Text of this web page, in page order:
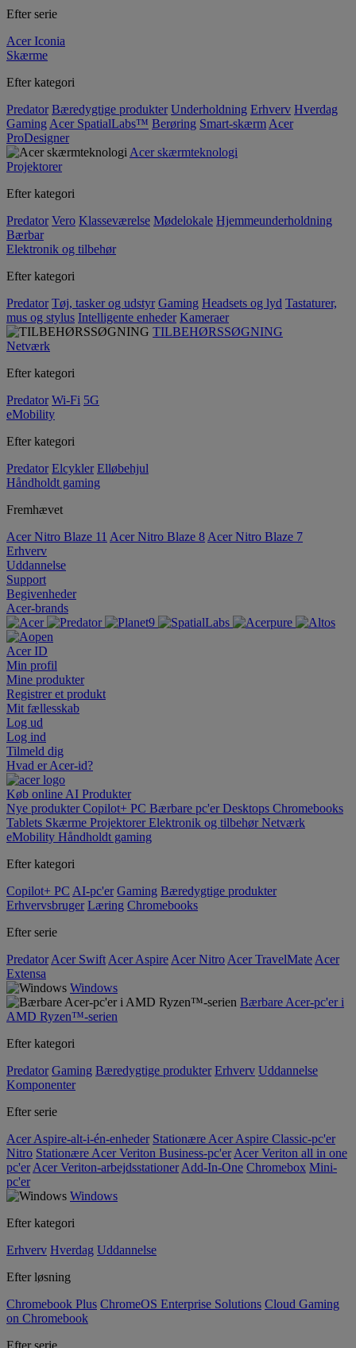
Efter serie
Acer Iconia
Skærme
Efter kategori
Predator Bæredygtige produkter Underholdning Erhverv Hverdag
Gaming Acer SpatialLabs™ Berøring Smart-skærm Acer
ProDesigner
Acer skærmteknologi
Projektorer
Efter kategori
Predator Vero Klasseværelse Mødelokale Hjemmeunderholdning
Bærbar
Elektronik og tilbehør
Efter kategori
Predator Tøj, tasker og udstyr Gaming Headsets og lyd Tastaturer,
mus og stylus Intelligente enheder Kameraer
TILBEHØRSSØGNING
Netværk
Efter kategori
Predator Wi-Fi 5G
eMobility
Efter kategori
Predator Elcykler Elløbehjul
Håndholdt gaming
Fremhævet
Acer Nitro Blaze 11 Acer Nitro Blaze 8 Acer Nitro Blaze 7
Erhverv
Uddannelse
Support
Begivenheder
Acer-brands
Acer ID
Min profil
Mine produkter
Registrer et produkt
Mit fællesskab
Log ud
Log ind
Tilmeld dig
Hvad er Acer-id?
Køb online AI Produkter
Nye produkterCopilot+ PC Bærbare pc'erDesktops Chromebooks
Tablets Skærme ProjektorerElektronik og tilbehørNetværk
eMobility Håndholdt gaming
Efter kategori
Copilot+ PC AI-pc'er Gaming Bæredygtige produkter
Erhvervsbruger Læring Chromebooks
Efter serie
Predator Acer Swift Acer Aspire Acer Nitro Acer TravelMate Acer
Extensa
Windows
Bærbare Acer-pc'er i
AMD Ryzen™-serien
Efter kategori
Predator Gaming Bæredygtige produkter Erhverv Uddannelse
Komponenter
Efter serie
Acer Aspire-alt-i-én-enheder Stationære Acer Aspire Classic-pc'er
Nitro Stationære Acer Veriton Business-pc'er Acer Veriton all in one
pc'er Acer Veriton-arbejdsstationer Add-In-One Chromebox Mini-
pc'er
Windows
Efter kategori
Erhverv Hverdag Uddannelse
Efter løsning
Chromebook Plus ChromeOS Enterprise Solutions Cloud Gaming
on Chromebook
Efter serie